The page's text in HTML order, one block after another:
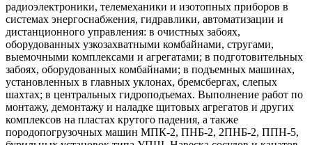
радиоэлектроники, телемеханики и изотопных приборов в
системах энергоснабжения, гидравлики, автоматизации и
дистанционного управления: в очистных забоях,
оборудованных узкозахватными комбайнами, стругами,
выемочными комплексами и агрегатами; в подготовительных
забоях, оборудованных комбайнами; в подъемных машинах,
установленных в главных уклонах, бремсбергах, слепых
шахтах; в центральных гидроподъемах. Выполнение работ по
монтажу, демонтажу и наладке щитовых агрегатов и других
комплексов на пластах крутого падения, а также
породопогрузочных машин МПК-2, ПНБ-2, 2ПНБ-2, ППН-5,